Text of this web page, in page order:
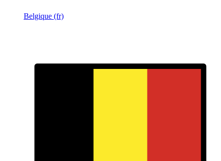
Belgique (fr)